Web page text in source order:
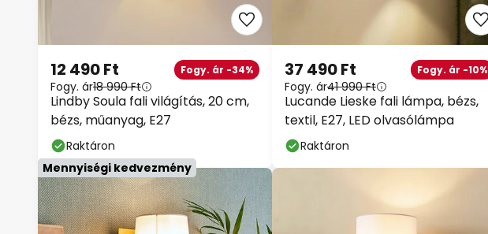
Lindby Soula fali világítás, 20 cm,
bézs, műanyag, E27
12 490 Ft Fogy. ár -34%
Fogy. ár18 990 Ft
Raktáron
Lucande Lieske fali lámpa, bézs,
textil, E27, LED olvasólámpa
37 490 Ft Fogy. ár -10%
Fogy. ár41 990 Ft
Raktáron
Mennyiségi kedvezmény